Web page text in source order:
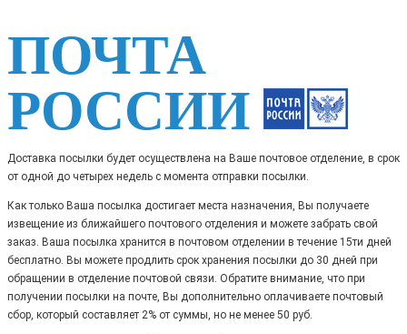
ПОЧТА
РОССИИ
Доставка посылки будет осуществлена на Ваше почтовое отделение, в срок
от одной до четырех недель с момента отправки посылки.
Как только Ваша посылка достигает места назначения, Вы получаете
извещение из ближайшего почтового отделения и можете забрать свой
заказ. Ваша посылка хранится в почтовом отделении в течение 15ти дней
бесплатно. Вы можете продлить срок хранения посылки до 30 дней при
обращении в отделение почтовой связи. Обратите внимание, что при
получении посылки на почте, Вы дополнительно оплачиваете почтовый
сбор, который составляет 2% от суммы, но не менее 50 руб.